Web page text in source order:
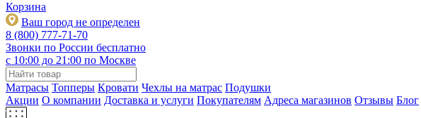
Корзина
Ваш город не определен
8 (800) 777-71-70
Звонки по России бесплатно
c 10:00 до 21:00 по Москве
Матрасы Топперы Кровати Чехлы на матрас Подушки
Акции О компании Доставка и услуги Покупателям Адреса магазинов Отзывы Блог